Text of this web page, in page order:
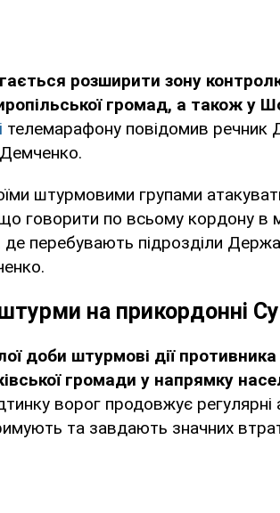
розширити зону
громад, а також у
телемарафону повідомив речник
штурмовими групами
говорити по всьому кордону в
де перебувають підрозділи
на прикордонні
доби штурмові дії
громади у напрямку
ворог продовжує регулярні
та завдають значних